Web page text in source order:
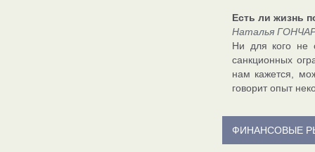
Есть ли жизнь
Наталья
Ни для кого не
санкционных
нам кажется,
говорит опыт
ФИНАНСОВЫЕ